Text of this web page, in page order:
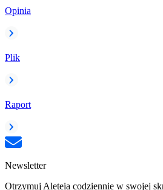
Opinia
Plik
Raport
Newsletter
Otrzymuj Aleteia codziennie w swojej